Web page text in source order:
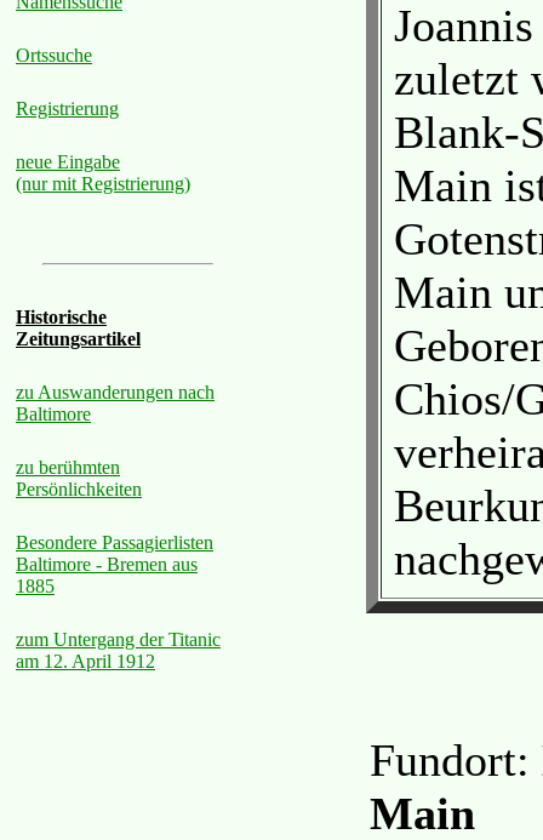
Ortssuche
Registrierung
neue Eingabe
(nur mit Registrierung)
Historische
Zeitungsartikel
zu Auswanderungen nach
Baltimore
zu berühmten
Persönlichkeiten
Besondere Passagierlisten
Baltimore - Bremen aus
1885
zum Untergang der Titanic
am 12. April 1912
zuletzt
Blank-
Main
Main
Chios/
Fundort:
Main